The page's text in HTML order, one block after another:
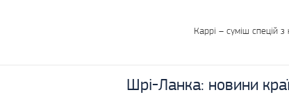
Каррі – суміш спецій
Шрі-Ланка: новини